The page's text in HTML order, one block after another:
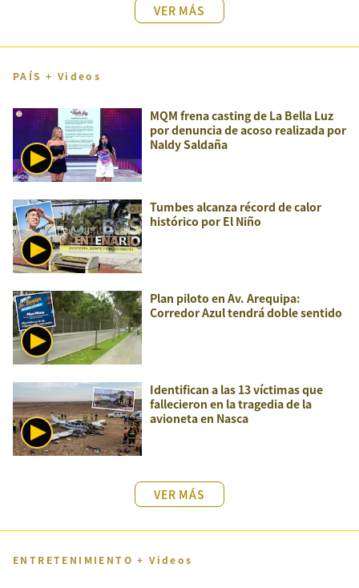
VER MÁS
PAÍS + Videos
MQM frena casting de La Bella Luz
por denuncia de acoso realizada por
Naldy Saldaña
Tumbes alcanza récord de calor
histórico por El Niño
Plan piloto en Av. Arequipa:
Corredor Azul tendrá doble sentido
Identifican a las 13 víctimas que
fallecieron en la tragedia de la
avioneta en Nasca
VER MÁS
ENTRETENIMIENTO + Videos